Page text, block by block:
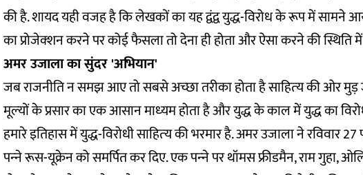
की है. शायद यही वजह है कि लेखकों का यह द्वंद्व युद्ध-विरोध के रूप में सामने
का प्रोजेक्‍शन करने पर कोई फैसला तो देना ही होता और ऐसा करने की स्थिति
अमर उजाला का सुंदर 'अभियान'
जब राजनीति न समझ आए तो सबसे अच्‍छा तरीका होता है साहित्‍य की ओर मुड़
मूल्‍यों के प्रसार का एक आसान माध्‍यम होता है और युद्ध के काल में युद्ध का
हमारे इतिहास में युद्ध-विरोधी साहित्‍य की भरमार है. अमर उजाला ने रविवार 27
पन्‍ने रूस-यूक्रेन को समर्पित कर दिए. एक पन्‍ने पर थॉमस फ्रीडमैन, राम गुहा,